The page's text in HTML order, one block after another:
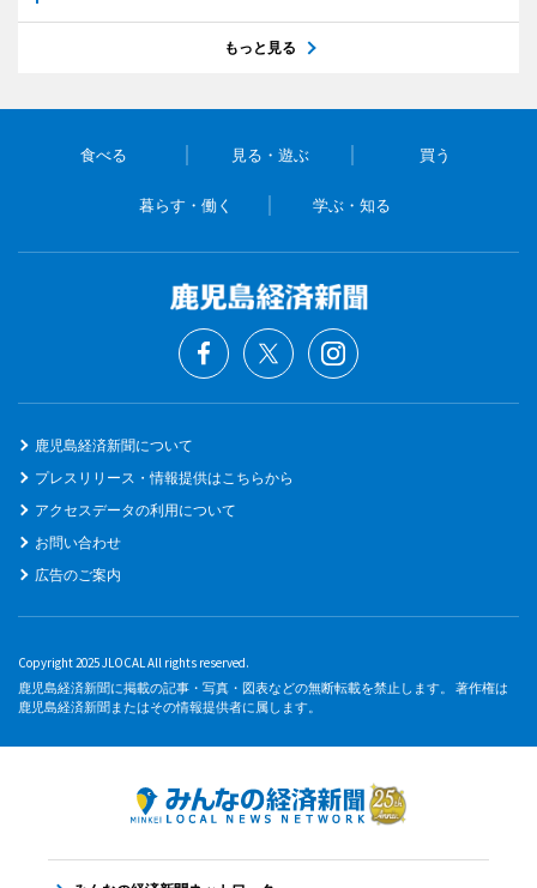
もっと見る
食べる 見る・遊ぶ 買う
暮らす・働く 学ぶ・知る
鹿児島経済新聞について
プレスリリース・情報提供はこちらから
アクセスデータの利用について
お問い合わせ
広告のご案内
Copyright 2025 JLOCAL All rights reserved.
鹿児島経済新聞に掲載の記事・写真・図表などの無断転載を禁止します。 著作権は
鹿児島経済新聞またはその情報提供者に属します。